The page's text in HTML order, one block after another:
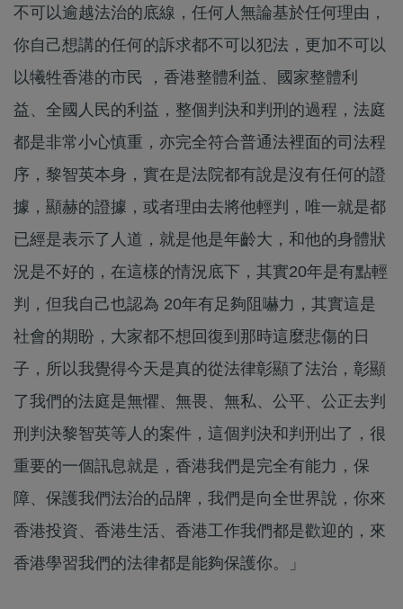
不可以逾越法治的底線，任何人無論基於任何理由，
你自己想講的任何的訴求都不可以犯法，更加不可以
以犧牲香港的市民 ，香港整體利益、國家整體利
益、全國人民的利益，整個判決和判刑的過程，法庭
都是非常小心慎重，亦完全符合普通法裡面的司法程
序，黎智英本身，實在是法院都有說是沒有任何的證
據，顯赫的證據，或者理由去將他輕判，唯一就是都
已經是表示了人道，就是他是年齡大，和他的身體狀
況是不好的，在這樣的情況底下，其實20年是有點輕
判，但我自己也認為 20年有足夠阻嚇力，其實這是
社會的期盼，大家都不想回復到那時這麼悲傷的日
子，所以我覺得今天是真的從法律彰顯了法治，彰顯
了我們的法庭是無懼、無畏、無私、公平、公正去判
刑判決黎智英等人的案件，這個判決和判刑出了，很
重要的一個訊息就是，香港我們是完全有能力，保
障、保護我們法治的品牌，我們是向全世界說，你來
香港投資、香港生活、香港工作我們都是歡迎的，來
香港學習我們的法律都是能夠保護你。」